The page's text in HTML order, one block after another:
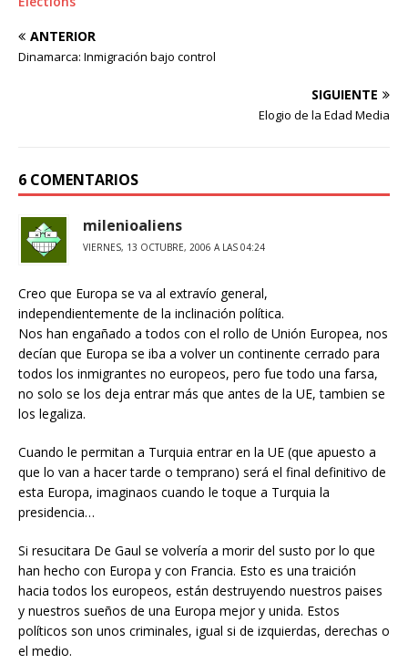
ANTERIOR
Dinamarca: Inmigración bajo control
SIGUIENTE
Elogio de la Edad Media
6 COMENTARIOS
milenioaliens
VIERNES, 13 OCTUBRE, 2006 A LAS 04:24
Creo que Europa se va al extravío general,
independientemente de la inclinación política.
Nos han engañado a todos con el rollo de Unión Europea, nos
decían que Europa se iba a volver un continente cerrado para
todos los inmigrantes no europeos, pero fue todo una farsa,
no solo se los deja entrar más que antes de la UE, tambien se
los legaliza.
Cuando le permitan a Turquia entrar en la UE (que apuesto a
que lo van a hacer tarde o temprano) será el final definitivo de
esta Europa, imaginaos cuando le toque a Turquia la
presidencia…
Si resucitara De Gaul se volvería a morir del susto por lo que
han hecho con Europa y con Francia. Esto es una traición
hacia todos los europeos, están destruyendo nuestros paises
y nuestros sueños de una Europa mejor y unida. Estos
políticos son unos criminales, igual si de izquierdas, derechas o
el medio.